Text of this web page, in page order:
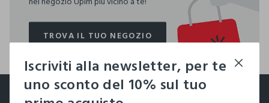
TROVA IL TUO NEGOZIO
TROVA IL TUO NEGOZIO
Iscriviti alla newsletter, per te
uno sconto del 10% sul tuo
footer.ariatitle